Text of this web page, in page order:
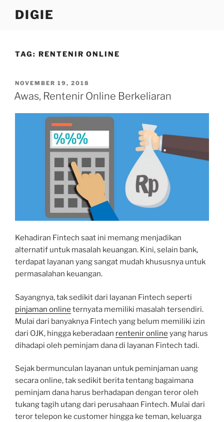
DIGIE
TAG: RENTENIR ONLINE
POSTED
ON
NOVEMBER 19, 2018
Awas, Rentenir Online Berkeliaran
Kehadiran Fintech saat ini memang menjadikan
alternatif untuk masalah keuangan. Kini, selain bank,
terdapat layanan yang sangat mudah khususnya untuk
permasalahan keuangan.
Sayangnya, tak sedikit dari layanan Fintech seperti
pinjaman online ternyata memiliki masalah tersendiri.
Mulai dari banyaknya Fintech yang belum memiliki izin
dari OJK, hingga keberadaan rentenir online yang harus
dihadapi oleh peminjam dana di layanan Fintech tadi.
Sejak bermunculan layanan untuk peminjaman uang
secara online, tak sedikit berita tentang bagaimana
peminjam dana harus berhadapan dengan teror oleh
tukang tagih utang dari perusahaan Fintech. Mulai dari
teror telepon ke customer hingga ke teman, keluarga